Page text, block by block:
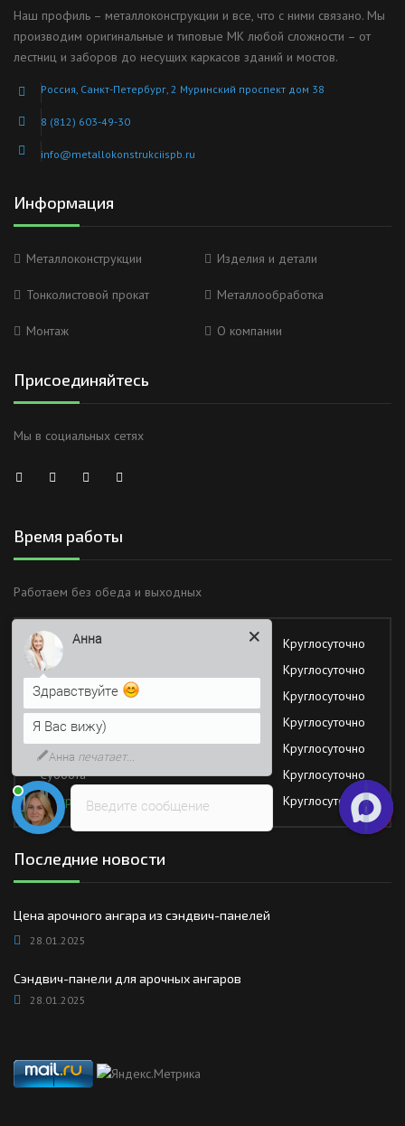
Наш профиль – металлоконструкции и все, что с ними связано. Мы
производим оригинальные и типовые МК любой сложности – от
лестниц и заборов до несущих каркасов зданий и мостов.
Россия, Санкт-Петербург, 2 Муринский проспект дом 38
8 (812) 603-49-30
info@metallokonstrukciispb.ru
Информация
Металлоконструкции Изделия и детали
Тонколистовой прокат Металлообработка
Монтаж О компании
Присоединяйтесь
Мы в социальных сетях
Время работы
Работаем без обеда и выходных
Понедельник
Круглосуточно
Вторник
Круглосуточно
Среда
Круглосуточно
Четверг
Круглосуточно
Пятница
Круглосуточно
Суббота
Круглосуточно
Воскресение
Круглосуточно
Последние новости
Цена арочного ангара из сэндвич-панелей
28.01.2025
Сэндвич-панели для арочных ангаров
28.01.2025
Введите сообщение
Анна
Здравствуйте
Я Вас вижу)
Напишите сюда свой вопрос.
Возможно, его решение будет
быстрее